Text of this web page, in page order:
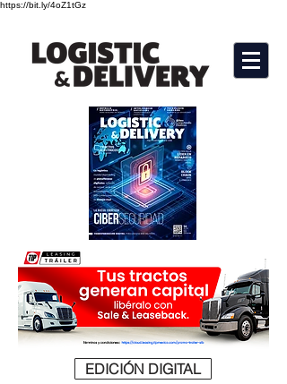
https://bit.ly/4oZ1tGz
EDICIÓN DIGITAL